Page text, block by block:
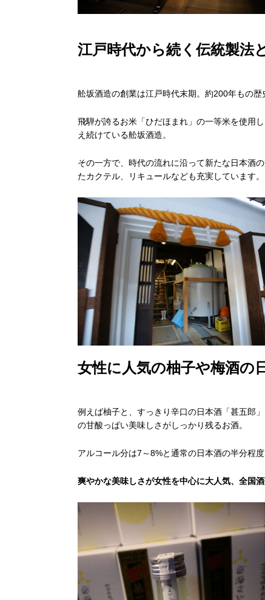
江戸時代から続く伝統製法
舩坂酒造の創業は江戸時代末期。約200年もの歴
飛騨が誇るお米「ひだほまれ」の一等米を使用
え続けている舩坂酒造。
その一方で、時代の流れに沿って新たな日本酒
たカクテル、リキュールなども充実しています。
女性に人気の柚子や梅酒の
例えば柚子と、すっきり辛口の日本酒「甚五郎
の甘酸っぱい美味しさがしっかり残るお酒。
アルコール分は7～8%と通常の日本酒の半分程
爽やかな美味しさが女性を中心に大人気、全国